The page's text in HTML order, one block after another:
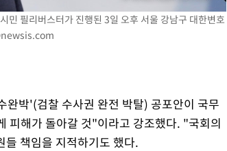
민 필리버스터가 진행된 3일 오후 서울 강남구 대한변호
박'(검찰 수사권 완전 박탈) 공포안이 국무
피해가 돌아갈 것"이라고 강조했다. "국회의
책임을 지적하기도 했다.